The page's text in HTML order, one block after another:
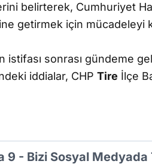
belirterek, Cumhuriyet
getirmek için mücadeleyi
istifası sonrası gündeme
iddialar, CHP Tire İlçe
9 - Bizi Sosyal Medyada